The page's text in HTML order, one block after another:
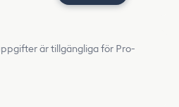
är tillgängliga för Pro-